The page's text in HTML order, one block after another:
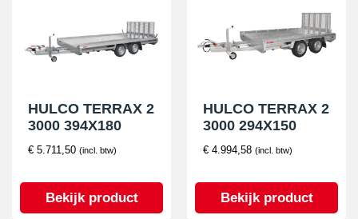
HULCO TERRAX 2
3000 394X180
€ 5.711,50 (incl. btw)
Bekijk product
HULCO TERRAX 2
3000 294X150
€ 4.994,58 (incl. btw)
Bekijk product